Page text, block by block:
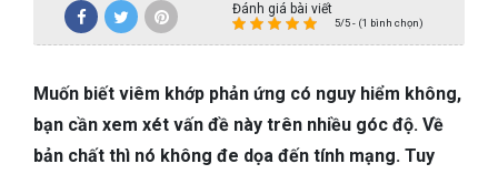
SỨC KHỎE GIỚI TÍNH
TAI – MŨI – HỌNG
TIÊU HÓA
Đánh giá bài viết
5/5 - (1 bình chọn)
Muốn biết viêm khớp phản ứng có nguy hiểm không,
bạn cần xem xét vấn đề này trên nhiều góc độ. Về
bản chất thì nó không đe dọa đến tính mạng. Tuy